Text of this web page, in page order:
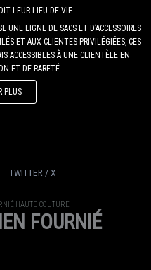
LEUR LIEU DE VIE.
UNE LIGNE DE SACS ET D’ACCESSOIRES
ET AUX CLIENTES PRIVILÉGIÉES, CES
ACCESSIBLES À UNE CLIENTÈLE EN
ET DE RARETÉ.
PLUS
TWITTER / X
HAUTE COUTURE
FOURNIÉ